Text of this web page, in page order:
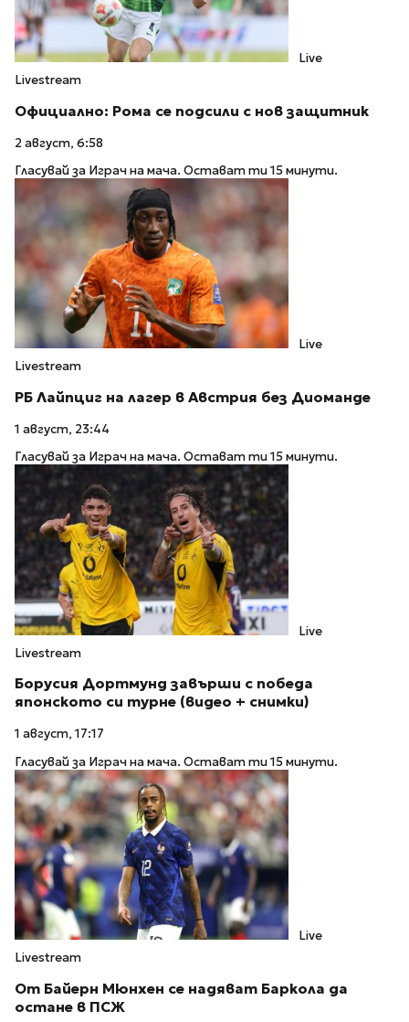
Live
Livestream
Официално: Рома се подсили с нов защитник
2 август, 6:58
Гласувай за Играч на мача. Остават ти 15 минути.
Live
Livestream
РБ Лайпциг на лагер в Австрия без Диоманде
1 август, 23:44
Гласувай за Играч на мача. Остават ти 15 минути.
Live
Livestream
Борусия Дортмунд завърши с победа
японското си турне (видео + снимки)
1 август, 17:17
Гласувай за Играч на мача. Остават ти 15 минути.
Live
Livestream
От Байерн Мюнхен се надяват Баркола да
остане в ПСЖ